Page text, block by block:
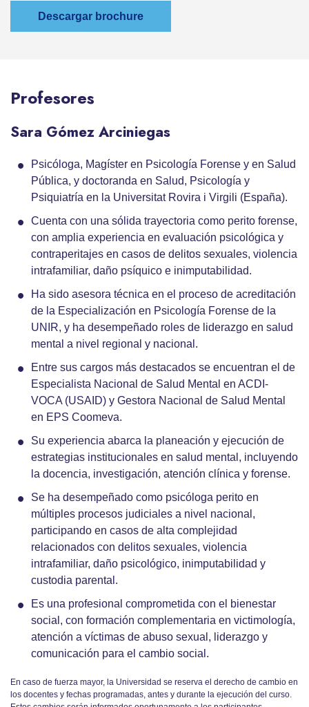
Descargar brochure
Profesores
Sara Gómez Arciniegas
Psicóloga, Magíster en Psicología Forense y en Salud
Pública, y doctoranda en Salud, Psicología y
Psiquiatría en la Universitat Rovira i Virgili (España).
Cuenta con una sólida trayectoria como perito forense,
con amplia experiencia en evaluación psicológica y
contraperitajes en casos de delitos sexuales, violencia
intrafamiliar, daño psíquico e inimputabilidad.
Ha sido asesora técnica en el proceso de acreditación
de la Especialización en Psicología Forense de la
UNIR, y ha desempeñado roles de liderazgo en salud
mental a nivel regional y nacional.
Entre sus cargos más destacados se encuentran el de
Especialista Nacional de Salud Mental en ACDI-
VOCA (USAID) y Gestora Nacional de Salud Mental
en EPS Coomeva.
Su experiencia abarca la planeación y ejecución de
estrategias institucionales en salud mental, incluyendo
la docencia, investigación, atención clínica y forense.
Se ha desempeñado como psicóloga perito en
múltiples procesos judiciales a nivel nacional,
participando en casos de alta complejidad
relacionados con delitos sexuales, violencia
intrafamiliar, daño psicológico, inimputabilidad y
custodia parental.
Es una profesional comprometida con el bienestar
social, con formación complementaria en victimología,
atención a víctimas de abuso sexual, liderazgo y
comunicación para el cambio social.
En caso de fuerza mayor, la Universidad se reserva el derecho de cambio en
los docentes y fechas programadas, antes y durante la ejecución del curso.